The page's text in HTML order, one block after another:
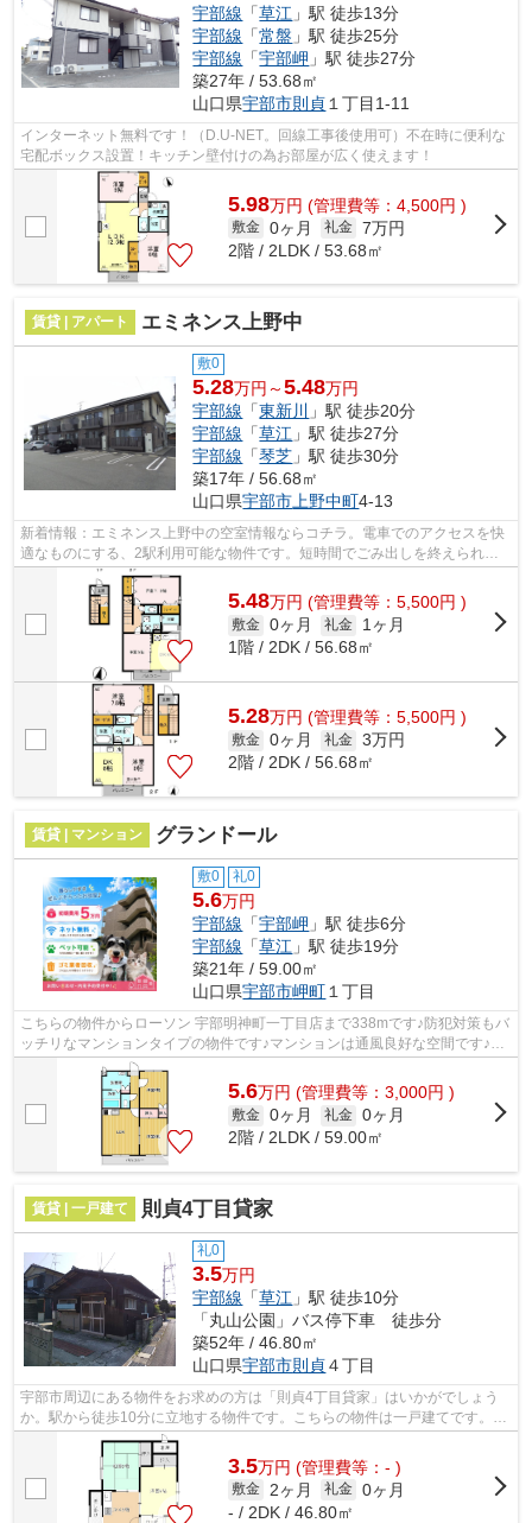
宇部線 「草江 」駅 徒歩13分
宇部線 「常盤 」駅 徒歩25分
宇部線 「宇部岬 」駅 徒歩27分
築27年 / 53.68㎡
山口県宇部市則貞 １丁目1-11
インターネット無料です！（D.U-NET。回線工事後使用可）不在時に便利な
宅配ボックス設置！キッチン壁付けの為お部屋が広く使えます！
5.98万円 (管理費等：4,500円 )
敷金 0ヶ月 礼金 7万円
2階 / 2LDK / 53.68㎡
賃貸 | アパート エミネンス上野中
敷0
5.28万円～5.48万円
宇部線 「東新川
」駅 徒歩20分
宇部線 「草江 」駅 徒歩27分
宇部線 「琴芝 」駅 徒歩30分
築17年 / 56.68㎡
山口県宇部市 上野中町4-13
新着情報：エミネンス上野中の空室情報ならコチラ。電車でのアクセスを快
適なものにする、2駅利用可能な物件です。短時間でごみ出しを終えられる
ように、敷地内にゴミ置き場を備えてお...
5.48万円 (管理費等：5,500円 )
敷金 0ヶ月 礼金
1ヶ月
1階 / 2DK / 56.68㎡
5.28万円 (管理費等：5,500円 )
敷金 0ヶ月 礼金 3万円
2階 / 2DK / 56.68㎡
賃貸 | マンション グランドール
敷0 礼0
5.6万円
宇部線 「宇部岬 」駅 徒歩6分
宇部線 「草江 」駅 徒歩19分
築21年 / 59.00㎡
山口県宇部市岬町 １丁目
こちらの物件からローソン 宇部明神町一丁目店まで338mです♪防犯対策もバ
ッチリなマンションタイプの物件です♪マンションは通風良好な空間です♪2
駅利用可能な利便性の高いマンションで...
5.6万円 (管理費等：3,000円 )
敷金 0ヶ月 礼金 0ヶ月
2階 / 2LDK / 59.00㎡
賃貸 | 一戸建て 則貞4丁目貸家
礼0
3.5万円
宇部線 「草江 」駅 徒歩10分
「丸山公園」バス停下車 徒歩分
築52年 / 46.80㎡
山口県宇部市則貞４丁目
宇部市周辺にある物件をお求めの方は「則貞4丁目貸家」はいかがでしょう
か。駅から徒歩10分に立地する物件です。こちらの物件は一戸建てです。種
類も物件数も豊富で、且つ頼もしいスタ...
3.5万円 (管理費等：- )
敷金 2ヶ月 礼金 0ヶ月
- / 2DK / 46.80㎡